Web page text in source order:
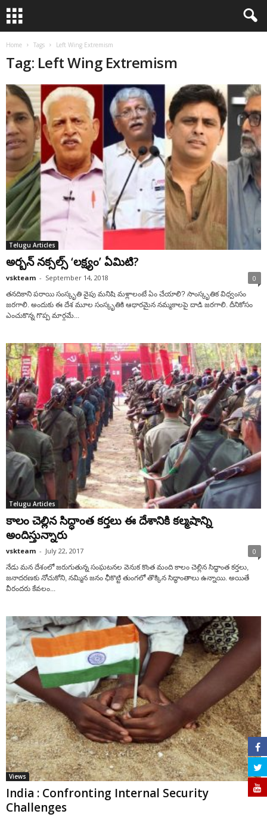
Home Tags Left Wing Extremism
Tag: Left Wing Extremism
Telugu Articles
అర్బన్ నక్సల్స్ ‘లక్ష్యం’ ఏమిటి?
vskteam - September 14, 2018 0
తనదికాని పరాయి సంస్కృతి వైపు మనిషి మళ్లాలంటే ఏం చేయాలి? సాంస్కృతిక విధ్వంసం
జరగాలి. అందుకు ఈ దేశ మూల సంస్కృతికి ఆధారమైన నమ్మకాలపై దాడి జరగాలి. దీనికోసం
ఎంచుకొన్న గొప్ప మార్గమే...
Telugu Articles
కాలం చెల్లిన సిద్ధాంత కర్తలు ఈ దేశానికి కల్మషాన్ని
అందిస్తున్నారు
vskteam - July 22, 2017 0
నేడు మన దేశంలో జరుగుతున్న సంఘటనల వెనుక కొంత మంది కాలం చెల్లిన సిద్ధాంత కర్తలు,
జనాదరణకు నోచుకోని, నమ్మిన జనం ఛీకొట్టి తుంగలో తొక్కిన సిద్ధాంతాలు ఉన్నాయి. అయితే
వీరందరు కేవలం...
Views
India : Confronting Internal Security
Challenges